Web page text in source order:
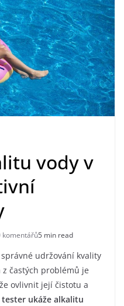
vody v
komentářů5 min read
udržování kvality
z častých problémů je
ovlivnit její čistotu a
tester ukáže alkalitu